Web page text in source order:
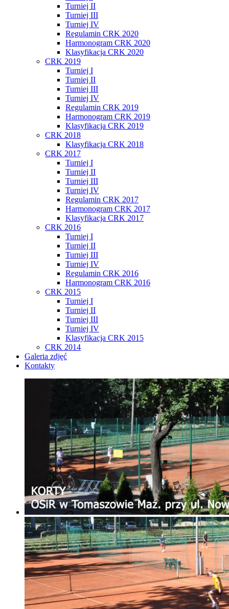
Turniej II
Turniej III
Turniej IV
Regulamin CRK 2020
Harmonogram CRK 2020
Klasyfikacja CRK 2020
CRK 2019
Turniej I
Turniej II
Turniej III
Turniej IV
Regulamin CRK 2019
Harmonogram CRK 2019
Klasyfikacja CRK 2019
CRK 2018
Klasyfikacja CRK 2018
CRK 2017
Turniej I
Turniej II
Turniej III
Turniej IV
Regulamin CRK 2017
Harmonogram CRK 2017
Klasyfikacja CRK 2017
CRK 2016
Turniej I
Turniej II
Turniej III
Turniej IV
Regulamin CRK 2016
Harmonogram CRK 2016
CRK 2015
Turniej I
Turniej II
Turniej III
Turniej IV
Klasyfikacja CRK 2015
CRK 2014
Galeria zdjęć
Kontakty